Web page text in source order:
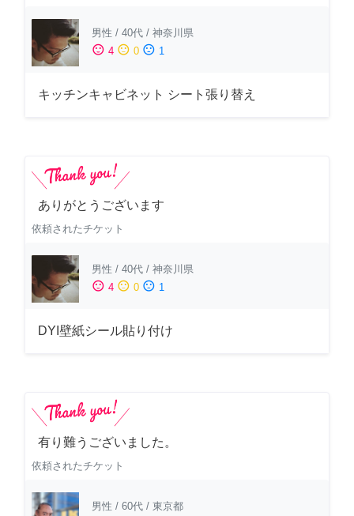
男性 / 40代 / 神奈川県
sentiment_satisfied 4 sentiment_neutral 0 sentiment_dissatisfied 1
キッチンキャビネット シート張り替え
ありがとうございます
依頼されたチケット
男性 / 40代 / 神奈川県
sentiment_satisfied 4 sentiment_neutral 0 sentiment_dissatisfied 1
DYI壁紙シール貼り付け
有り難うございました。
依頼されたチケット
男性 / 60代 / 東京都